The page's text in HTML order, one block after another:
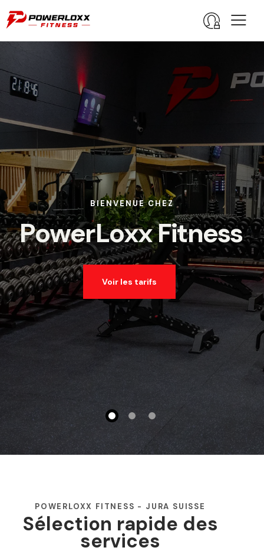
BIENVENUE CHEZ
PowerLoxxFitness
Voir les tarifs
POWERLOXX FITNESS - JURA SUISSE
Sélection rapide des
services